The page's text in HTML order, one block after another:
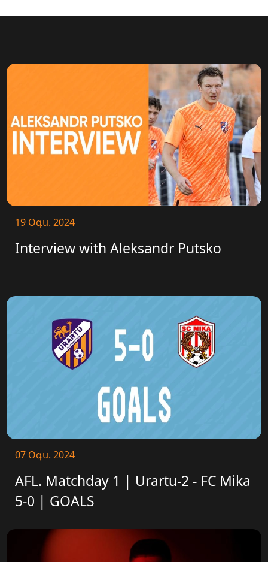
19 Օգս. 2024
Interview with Aleksandr Putsko
07 Օգս. 2024
AFL. Matchday 1 | Urartu-2 - FC Mika
5-0 | GOALS